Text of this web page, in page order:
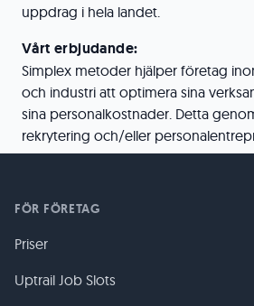
uppdrag i hela landet.
Vårt erbjudande:
Simplex metoder hjälper företag
och industri att optimera sina
sina personalkostnader. Detta
rekrytering och/eller
FÖR FÖRETAG
Priser
Uptrail Job Slots